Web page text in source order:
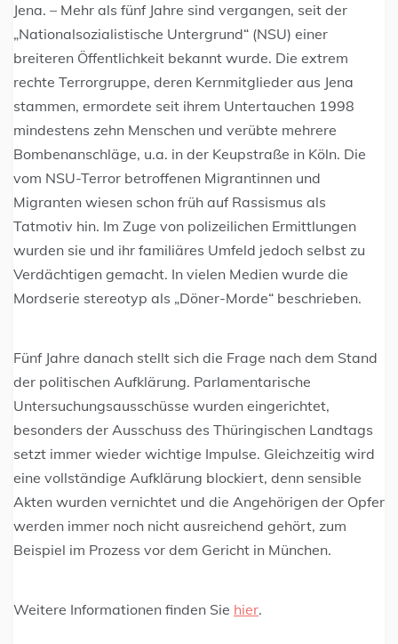
Jena. – Mehr als fünf Jahre sind vergangen, seit der
„Nationalsozialistische Untergrund“ (NSU) einer
breiteren Öffentlichkeit bekannt wurde. Die extrem
rechte Terrorgruppe, deren Kernmitglieder aus Jena
stammen, ermordete seit ihrem Untertauchen 1998
mindestens zehn Menschen und verübte mehrere
Bombenanschläge, u.a. in der Keupstraße in Köln. Die
vom NSU-Terror betroffenen Migrantinnen und
Migranten wiesen schon früh auf Rassismus als
Tatmotiv hin. Im Zuge von polizeilichen Ermittlungen
wurden sie und ihr familiäres Umfeld jedoch selbst zu
Verdächtigen gemacht. In vielen Medien wurde die
Mordserie stereotyp als „Döner-Morde“ beschrieben.
Fünf Jahre danach stellt sich die Frage nach dem Stand
der politischen Aufklärung. Parlamentarische
Untersuchungsausschüsse wurden eingerichtet,
besonders der Ausschuss des Thüringischen Landtags
setzt immer wieder wichtige Impulse. Gleichzeitig wird
eine vollständige Aufklärung blockiert, denn sensible
Akten wurden vernichtet und die Angehörigen der Opfer
werden immer noch nicht ausreichend gehört, zum
Beispiel im Prozess vor dem Gericht in München.
Weitere Informationen finden Sie hier.